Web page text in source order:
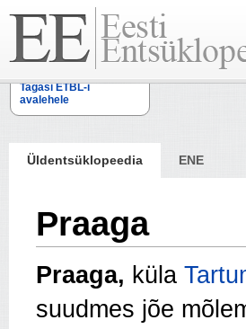
Tagasi ETBL-i
avalehele
Üldentsüklopeedia ENE
Praaga
Praaga, küla
suudmes jõe